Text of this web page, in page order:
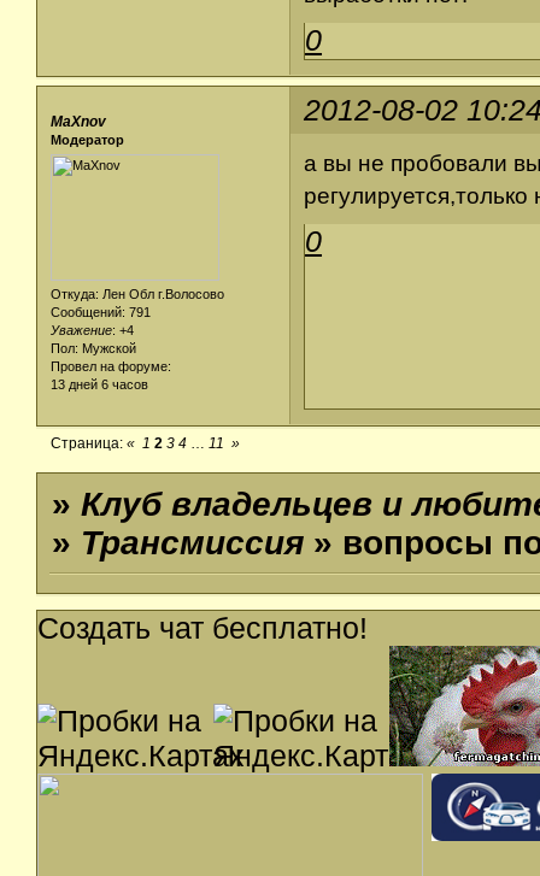
0
2012-08-02
MaXnov
Модератор
Откуда: Лен Обл г.Волосово
Сообщений: 791
Уважение: +4
Пол: Мужской
Провел на форуме:
13 дней 6 часов
а вы не пробовали
0
Страница:« 1 2 3 4 …11 »
»Клуб владельцев и
» Трансмиссия » вопросы
Создать чат бесплатно!